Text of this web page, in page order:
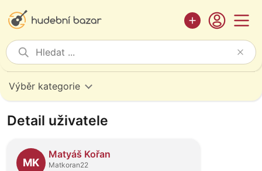
Výběr kategorie
Detail uživatele
MK
Matyáš Kořan
Matkoran22